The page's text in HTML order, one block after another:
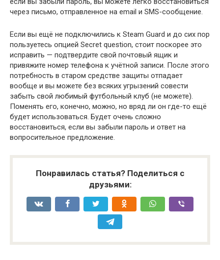
через письмо, отправленное на email и SMS-сообщение.
Если вы ещё не подключились к Steam Guard и до сих пор
пользуетесь опцией Secret question, стоит поскорее это
исправить — подтвердите свой почтовый ящик и
привяжите номер телефона к учётной записи. После этого
потребность в старом средстве защиты отпадает
вообще и вы можете без всяких угрызений совести
забыть свой любимый футбольный клуб (не можете).
Поменять его, конечно, можно, но вряд ли он где-то ещё
будет использоваться. Будет очень сложно
восстановиться, если вы забыли пароль и ответ на
вопросительное предложение.
Понравилась статья? Поделиться с
друзьями: